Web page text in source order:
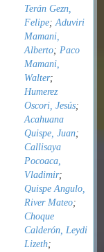
Terán Gezn,
Felipe;Aduviri
Mamani,
Alberto; Paco
Mamani,
Walter;
Humerez
Oscori, Jesús;
Acahuana
Quispe, Juan;
Callisaya
Pocoaca,
Vladimir;
Quispe Angulo,
River Mateo;
Choque
Calderón, Leydi
Lizeth;